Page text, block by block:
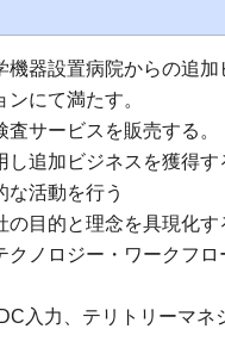
器設置病院からの追加
にて満たす。
サービスを販売する。
追加ビジネスを獲得す
な活動を行う
目的と理念を具現化す
クノロジー・ワークフ
入力、テリトリーマネ